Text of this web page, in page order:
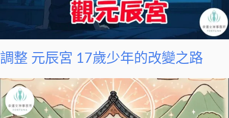
調整 元辰宮 17歲少年的改變之路